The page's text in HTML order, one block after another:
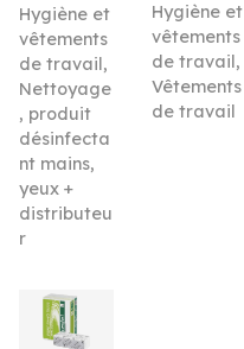
Hygiène et
vêtements
de travail,
Nettoyage
, produit
désinfecta
nt mains,
yeux +
distributeu
r
Hygiène et
vêtements
de travail,
Vêtements
de travail